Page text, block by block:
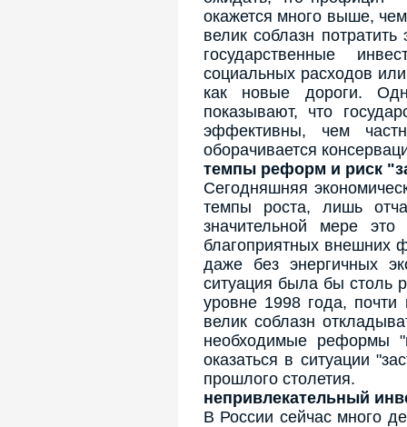
окажется много выше,
велик соблазн
государственные
социальных расходов
как новые дороги.
показывают, что
эффективны, чем
оборачивается
темпы реформ и риск
Сегодняшняя
темпы роста, лишь
значительной мере
благоприятных внешних
даже без энергичных
ситуация была бы столь
уровне 1998 года, почти
велик соблазн
необходимые реформы
оказаться в ситуации
прошлого столетия.
непривлекательный
В России сейчас много